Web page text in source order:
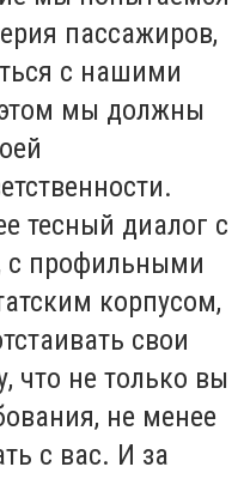
пассажиров,
с нашими
мы должны
тесный диалог с
с профильными
корпусом,
свои
что не только вы
не менее
с вас. И за